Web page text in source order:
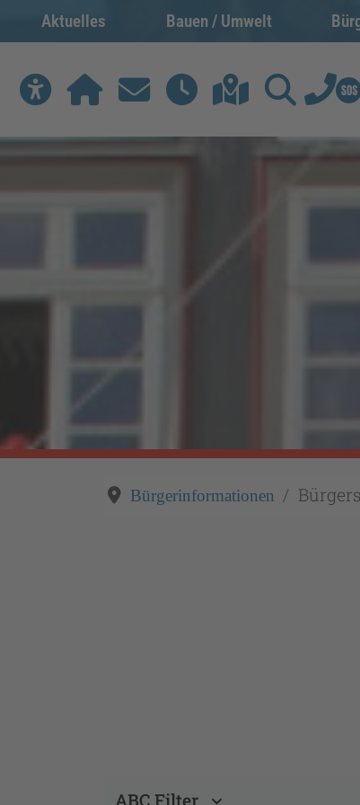
Aktuelles Bauen / Umwelt
Werkzeuge zur Barrierefreiheit öffnen
Home KontaktRathausöffnungszeiten
CitymapSuchen
Bürgerinformationen
ABC Filter